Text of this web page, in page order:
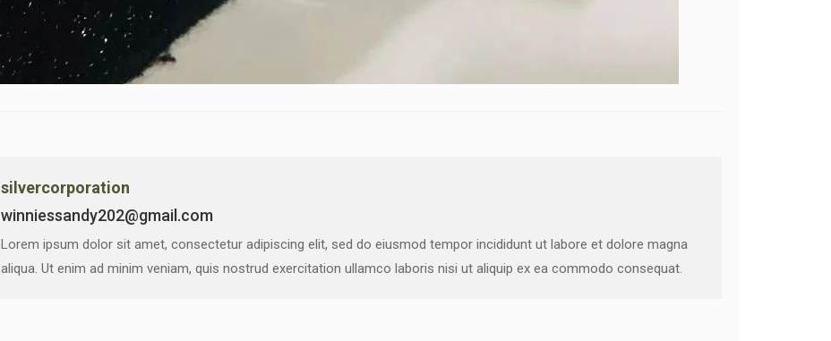
silvercorporation
winniessandy202@gmail.com
Lorem ipsum dolor sit amet, consectetur adipiscing elit, sed do eiusmod tempor incididunt ut labore et dolore magna
aliqua. Ut enim ad minim veniam, quis nostrud exercitation ullamco laboris nisi ut aliquip ex ea commodo consequat.